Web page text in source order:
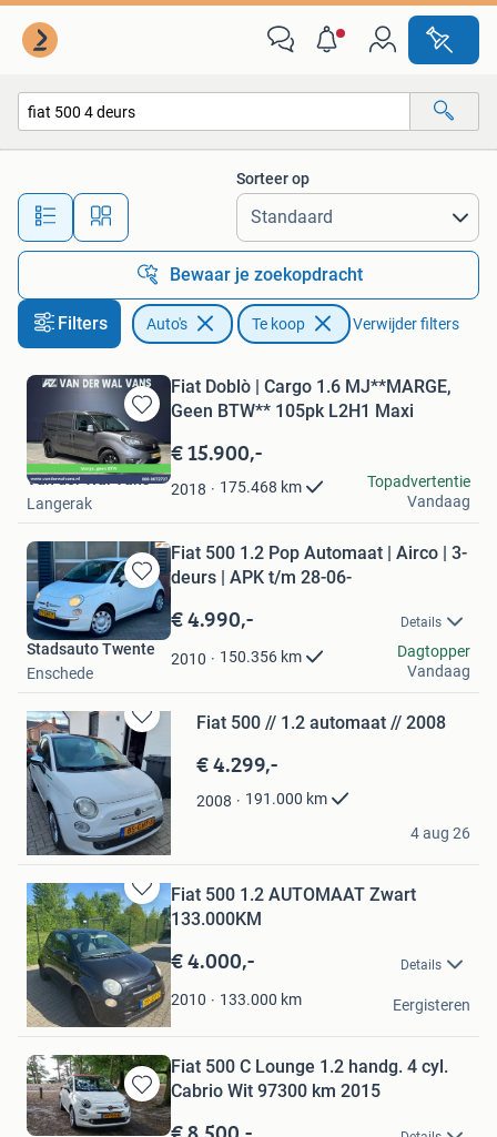
Alle afstanden…
Sorteer op
Bewaar je zoekopdracht
Filters Auto's Te koop Verwijder filters
Bewaren
in
Mijn
Favorieten
Fiat Doblò | Cargo 1.6 MJ**MARGE,
Geen BTW** 105pk L2H1 Maxi
€ 15.900,-
2018 175.468 km
Van der Wal Vans
Langerak
Topadvertentie
Vandaag
Bewaren
in
Mijn
Favorieten
Fiat 500 1.2 Pop Automaat | Airco | 3-
deurs | APK t/m 28-06-
€ 4.990,- Details
2010 150.356 km
Stadsauto Twente
Enschede
Dagtopper
Vandaag
Bewaren
in
Mijn
Favorieten
Fiat 500 // 1.2 automaat // 2008
€ 4.299,-
2008 191.000 km
Teun
Hank
4 aug 26
Bewaren
in
Mijn
Favorieten
Fiat 500 1.2 AUTOMAAT Zwart
133.000KM
€ 4.000,- Details
2010 133.000 km
Danique Hankel
Enschede
Eergisteren
Bewaren
in
Fiat 500 C Lounge 1.2 handg. 4 cyl.
Cabrio Wit 97300 km 2015